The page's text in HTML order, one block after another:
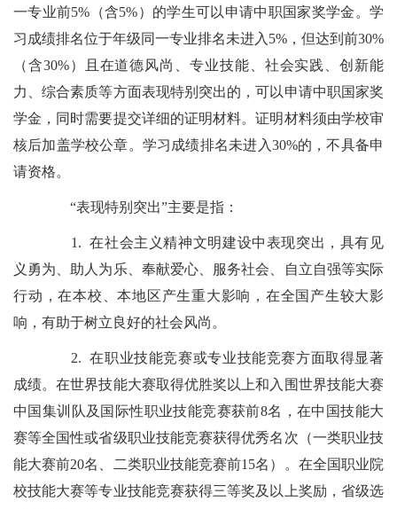
一专业前5%（含5%）的学生可以申请中职国家奖学金。学
习成绩排名位于年级同一专业排名未进入5%，但达到前30%
（含30%）且在道德风尚、专业技能、社会实践、创新能
力、综合素质等方面表现特别突出的，可以申请中职国家奖
学金，同时需要提交详细的证明材料。证明材料须由学校审
核后加盖学校公章。学习成绩排名未进入30%的，不具备申
请资格。
“表现特别突出”主要是指：
1. 在社会主义精神文明建设中表现突出，具有见
义勇为、助人为乐、奉献爱心、服务社会、自立自强等实际
行动，在本校、本地区产生重大影响，在全国产生较大影
响，有助于树立良好的社会风尚。
2. 在职业技能竞赛或专业技能竞赛方面取得显著
成绩。在世界技能大赛取得优胜奖以上和入围世界技能大赛
中国集训队及国际性职业技能竞赛获前8名，在中国技能大
赛等全国性或省级职业技能竞赛获得优秀名次（一类职业技
能大赛前20名、二类职业技能竞赛前15名）。在全国职业院
校技能大赛等专业技能竞赛获得三等奖及以上奖励，省级选